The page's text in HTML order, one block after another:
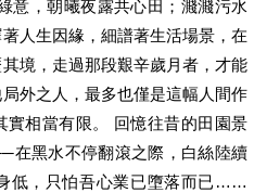
意，朝曦夜露共心田；濺濺污水
人生因緣，細譜著生活場景，在
境，走過那段艱辛歲月者，才能
外之人，最多也僅是這幅人間作
實相當有限。 回憶往昔的田園景
在黑水不停翻滾之際，白絲陸續
低，只怕吾心業已墮落而已……